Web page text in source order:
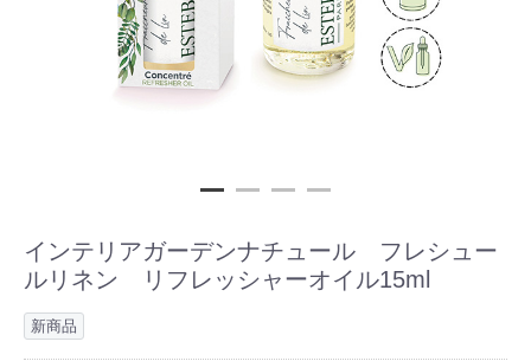
インテリアガーデンナチュール フレシュー
ルリネン リフレッシャーオイル15ml
新商品